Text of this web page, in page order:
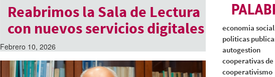
Reabrimos la Sala de Lectura
con nuevos servicios digitales
Febrero 10, 2026
economia social
politicas
autogestion
cooperativas
cooperativismo